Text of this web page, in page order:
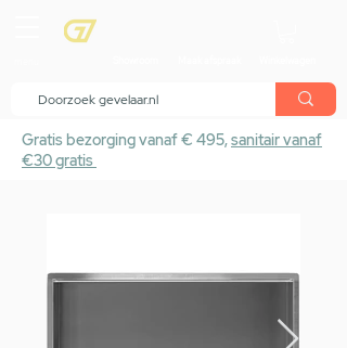
Gratis bezorging vanaf € 495,sanitair vanaf
€30 gratis